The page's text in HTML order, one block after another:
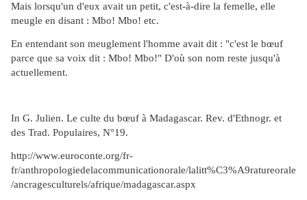
Mais lorsqu'un d'eux avait un petit, c'est-à-dire la femelle, elle
meugle en disant : Mbo! Mbo! etc.
En entendant son meuglement l'homme avait dit : "c'est le bœuf
parce que sa voix dit : Mbo! Mbo!" D'où son nom reste jusqu'à
actuellement.
In G. Julien. Le culte du bœuf à Madagascar. Rev. d'Ethnogr. et
des Trad. Populaires, N°19.
http://www.euroconte.org/fr-
fr/anthropologiedelacommunicationorale/lalitt%C3%A9ratureorale
/ancragesculturels/afrique/madagascar.aspx